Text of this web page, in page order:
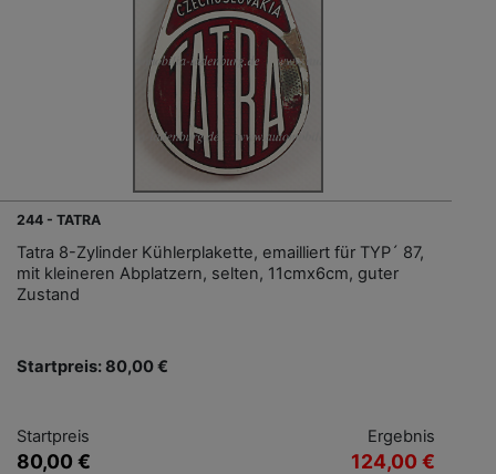
244 - TATRA
Tatra 8-Zylinder Kühlerplakette, emailliert für TYP´ 87,
mit kleineren Abplatzern, selten, 11cmx6cm, guter
Zustand
Startpreis: 80,00 €
Startpreis
80,00 €
Ergebnis
124,00 €